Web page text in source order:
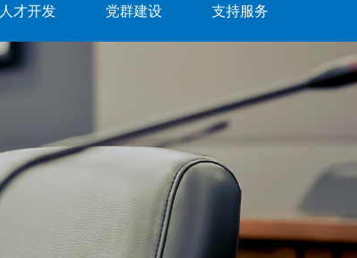
人才开发 党群建设 支持服务